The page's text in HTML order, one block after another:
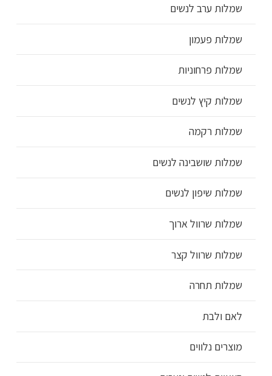
שמלות ערב לנשים
שמלות פעמון
שמלות פרחוניות
שמלות קיץ לנשים
שמלות רקמה
שמלות שושבינה לנשים
שמלות שיפון לנשים
שמלות שרוול ארוך
שמלות שרוול קצר
שמלות תחרה
לאם ולבת
מוצרים נלווים